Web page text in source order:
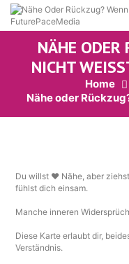
NÄHE ODER
NICHT
Home
Nähe oder
Du willst ❤️ Nähe, aber
fühlst dich einsam.
Manche inneren
Diese Karte erlaubt dir,
Verständnis.